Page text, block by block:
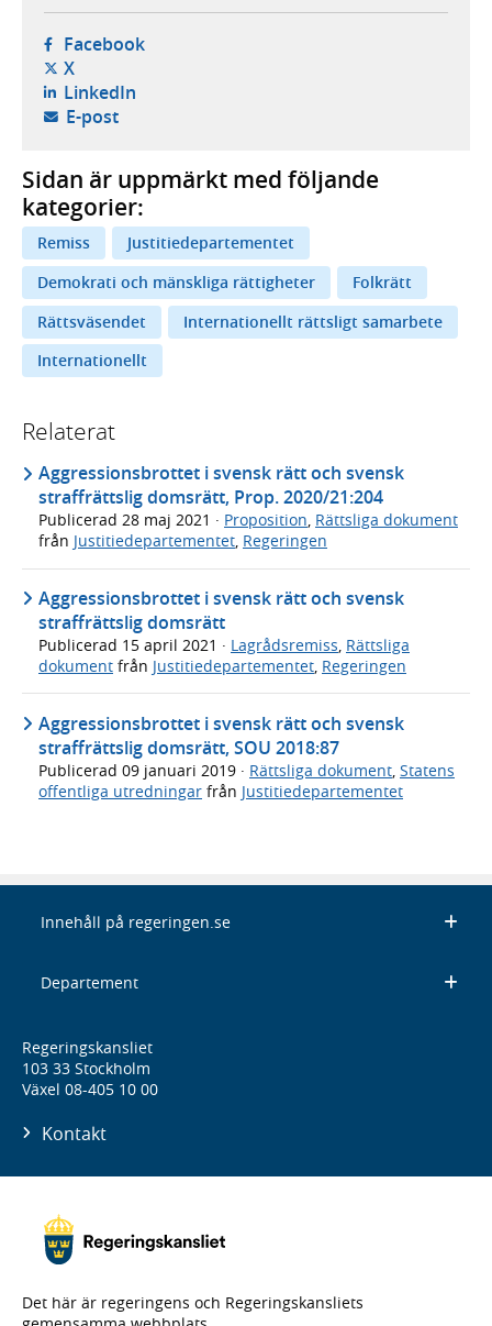
Facebook- öppnas i ny flik, extern webbplats,
X- öppnas i ny flik, extern webbplats,
LinkedIn- öppnas i ny flik, extern webbplats,
E-post- öppnar din e-postklient,
Sidan är uppmärkt med följande
kategorier:
Remiss
Justitiedepartementet
Demokrati och mänskliga rättigheter
Folkrätt
Rättsväsendet
Internationellt rättsligt samarbete
Internationellt
Relaterat
Aggressionsbrottet i svensk rätt och svensk
straffrättslig domsrätt, Prop. 2020/21:204
Publicerad 28 maj 2021 · Proposition, Rättsliga dokument
från Justitiedepartementet, Regeringen
Aggressionsbrottet i svensk rätt och svensk
straffrättslig domsrätt
Publicerad 15 april 2021 · Lagrådsremiss, Rättsliga
dokument från Justitiedepartementet, Regeringen
Aggressionsbrottet i svensk rätt och svensk
straffrättslig domsrätt, SOU 2018:87
Publicerad 09 januari 2019 · Rättsliga dokument Statens
offentliga utredningar från Justitiedepartementet
Innehåll på regeringen.se
Departement
Regeringskansliet
103 33 Stockholm
Växel 08-405 10 00
Kontakt
Det här är regeringens och Regeringskansliets